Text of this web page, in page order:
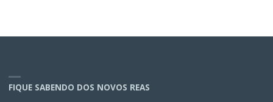
FIQUE SABENDO DOS NOVOS REAS